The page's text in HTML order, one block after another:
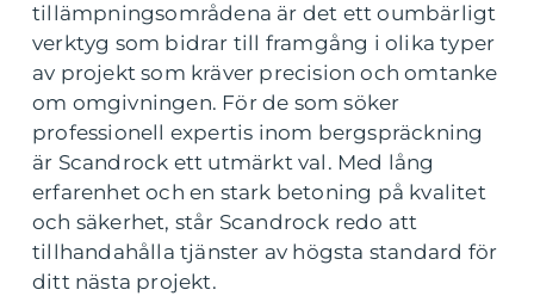
tillämpningsområdena är det ett oumbärligt
verktyg som bidrar till framgång i olika typer
av projekt som kräver precision och omtanke
om omgivningen. För de som söker
professionell expertis inom bergspräckning
är Scandrock ett utmärkt val. Med lång
erfarenhet och en stark betoning på kvalitet
och säkerhet, står Scandrock redo att
tillhandahålla tjänster av högsta standard för
ditt nästa projekt.